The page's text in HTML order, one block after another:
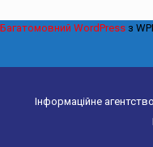
Інформаційне
Багатомовний WordPress з